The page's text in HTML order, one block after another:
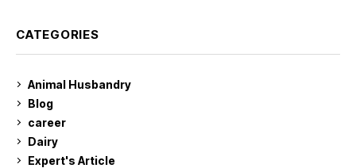
CATEGORIES
Animal Husbandry
Blog
career
Dairy
Expert's Article